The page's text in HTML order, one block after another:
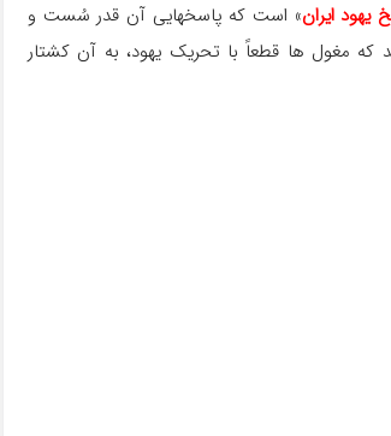
يهود ايران» است كه پاسخهايي آن قدر سُست و
مغول ها قطعاً با تحريك يهود، به آن كشتار